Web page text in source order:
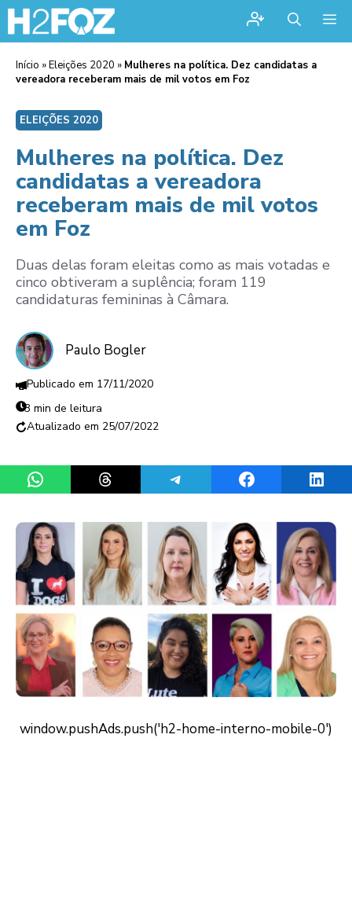
Início »Eleições 2020 » Mulheres na política. Dez candidatas a
vereadora receberam mais de mil votos em Foz
ELEIÇÕES 2020
Mulheres na política. Dez
candidatas a vereadora
receberam mais de mil votos
em Foz
Duas delas foram eleitas como as mais votadas e
cinco obtiveram a suplência; foram 119
candidaturas femininas à Câmara.
Paulo Bogler
17/11/2020
3 min de leitura
25/07/2022
Share on WhatsAppShare on ThreadsShare on TelegramShare on Facebook